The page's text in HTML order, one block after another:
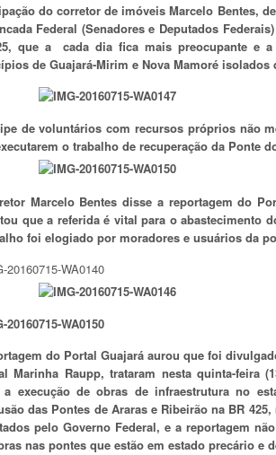
do corretor de imóveis Marcelo Bentes,
Federal (Senadores e Deputados
que a cada dia fica mais preocupante e
de Guajará-Mirim e Nova Mamoré isolados
de voluntários com recursos próprios não
o trabalho de recuperação da Ponte
Marcelo Bentes disse a reportagem do
que a referida é vital para o abastecimento
foi elogiado por moradores e usuários da
do Portal Guajará aurou que foi
Marinha Raupp, trataram nesta quinta-
a execução de obras de infraestrutura no
das Pontes de Araras e Ribeirão na BR
pelo Governo Federal, e a reportagem
nas pontes que estão em estado precário e